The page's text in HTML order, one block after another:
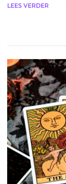
LEES VERDER